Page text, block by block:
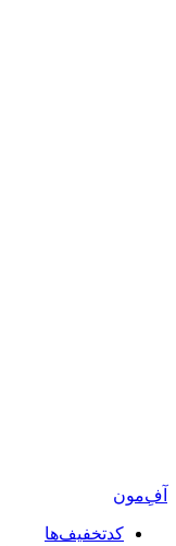
آفِ‌مون
کدتخفیف‌ها